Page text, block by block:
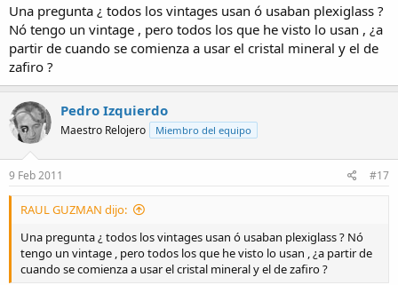
Una pregunta ¿ todos los vintages usan ó usaban plexiglass ?
Nó tengo un vintage , pero todos los que he visto lo usan , ¿a
partir de cuando se comienza a usar el cristal mineral y el de
zafiro ?
Pedro Izquierdo
Maestro Relojero Miembro del equipo
9 Feb 2011 #17
RAUL GUZMAN dijo:
Una pregunta ¿ todos los vintages usan ó usaban plexiglass ? Nó
tengo un vintage , pero todos los que he visto lo usan , ¿a partir de
cuando se comienza a usar el cristal mineral y el de zafiro ?